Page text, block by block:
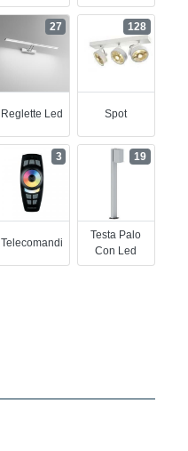
Reglette Led
27
Spot
128
Telecomandi
3
Testa Palo
Con Led
19